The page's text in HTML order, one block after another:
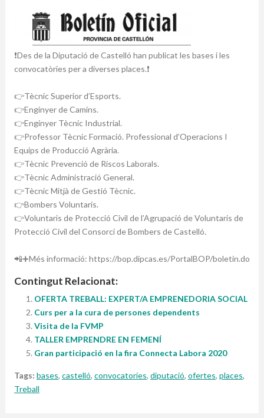
❗Des de la Diputació de Castelló han publicat les bases i les
convocatòries per a diverses places.❗
👉Tècnic Superior d’Esports.
👉Enginyer de Camins.
👉Enginyer Tècnic Industrial.
👉Professor Tècnic Formació. Professional d’Operacions I
Equips de Producció Agrària.
👉Tècnic Prevenció de Riscos Laborals.
👉Tècnic Administració General.
👉Tècnic Mitjà de Gestió Tècnic.
👉Bombers Voluntaris.
👉Voluntaris de Protecció Civil de l’Agrupació de Voluntaris de
Protecció Civil del Consorci de Bombers de Castelló.
📲➕Més informació: https://bop.dipcas.es/PortalBOP/boletin.do
Contingut Relacionat:
OFERTA TREBALL: EXPERT/A EMPRENEDORIA SOCIAL
Curs per a la cura de persones dependents
Visita de la FVMP
TALLER EMPRENDRE EN FEMENÍ
Gran participació en la fira Connecta Labora 2020
Tags: bases, castelló, convocatories, diputació, ofertes, places,
Treball